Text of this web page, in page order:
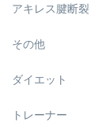
アキレス腱断裂
その他
ダイエット
トレーナー